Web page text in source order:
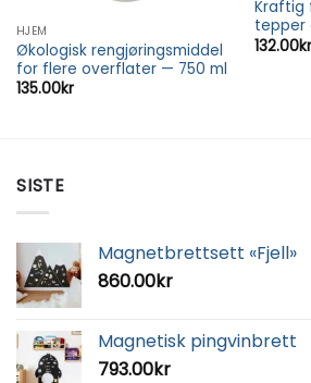
HJEM
Økologisk rengjøringsmiddel
for flere overflater — 750 ml
135.00kr
Kraftig
tepper
132.00kr
SISTE
Magnetbrettsett «Fjell»
860.00kr
Magnetisk pingvinbrett
793.00kr